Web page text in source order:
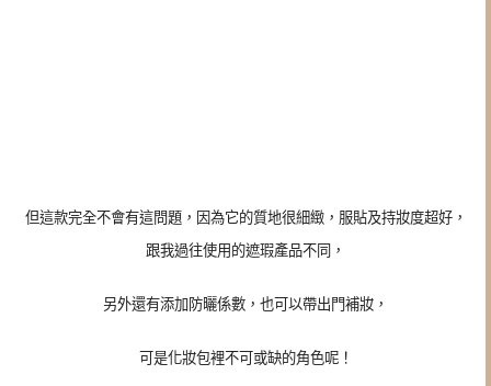
但這款完全不會有這問題，因為它的質地很細緻，服貼及持妝度超好，
跟我過往使用的遮瑕產品不同，
另外還有添加防曬係數，也可以帶出門補妝，
可是化妝包裡不可或缺的角色呢！